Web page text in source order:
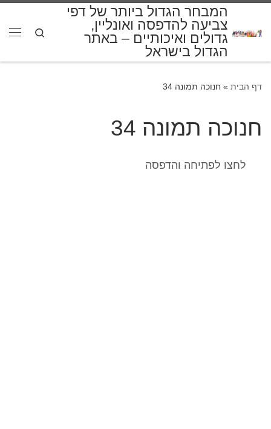
המבחר הגדול ביותר של דפי
צביעה להדפסה ואונליין,
גדולים ואיכותיים – באתר
הגדול בישראל
Search
דף הבית » חנוכה תמונה 34
חנוכה תמונה 34
לחצו לפתיחה והדפסה